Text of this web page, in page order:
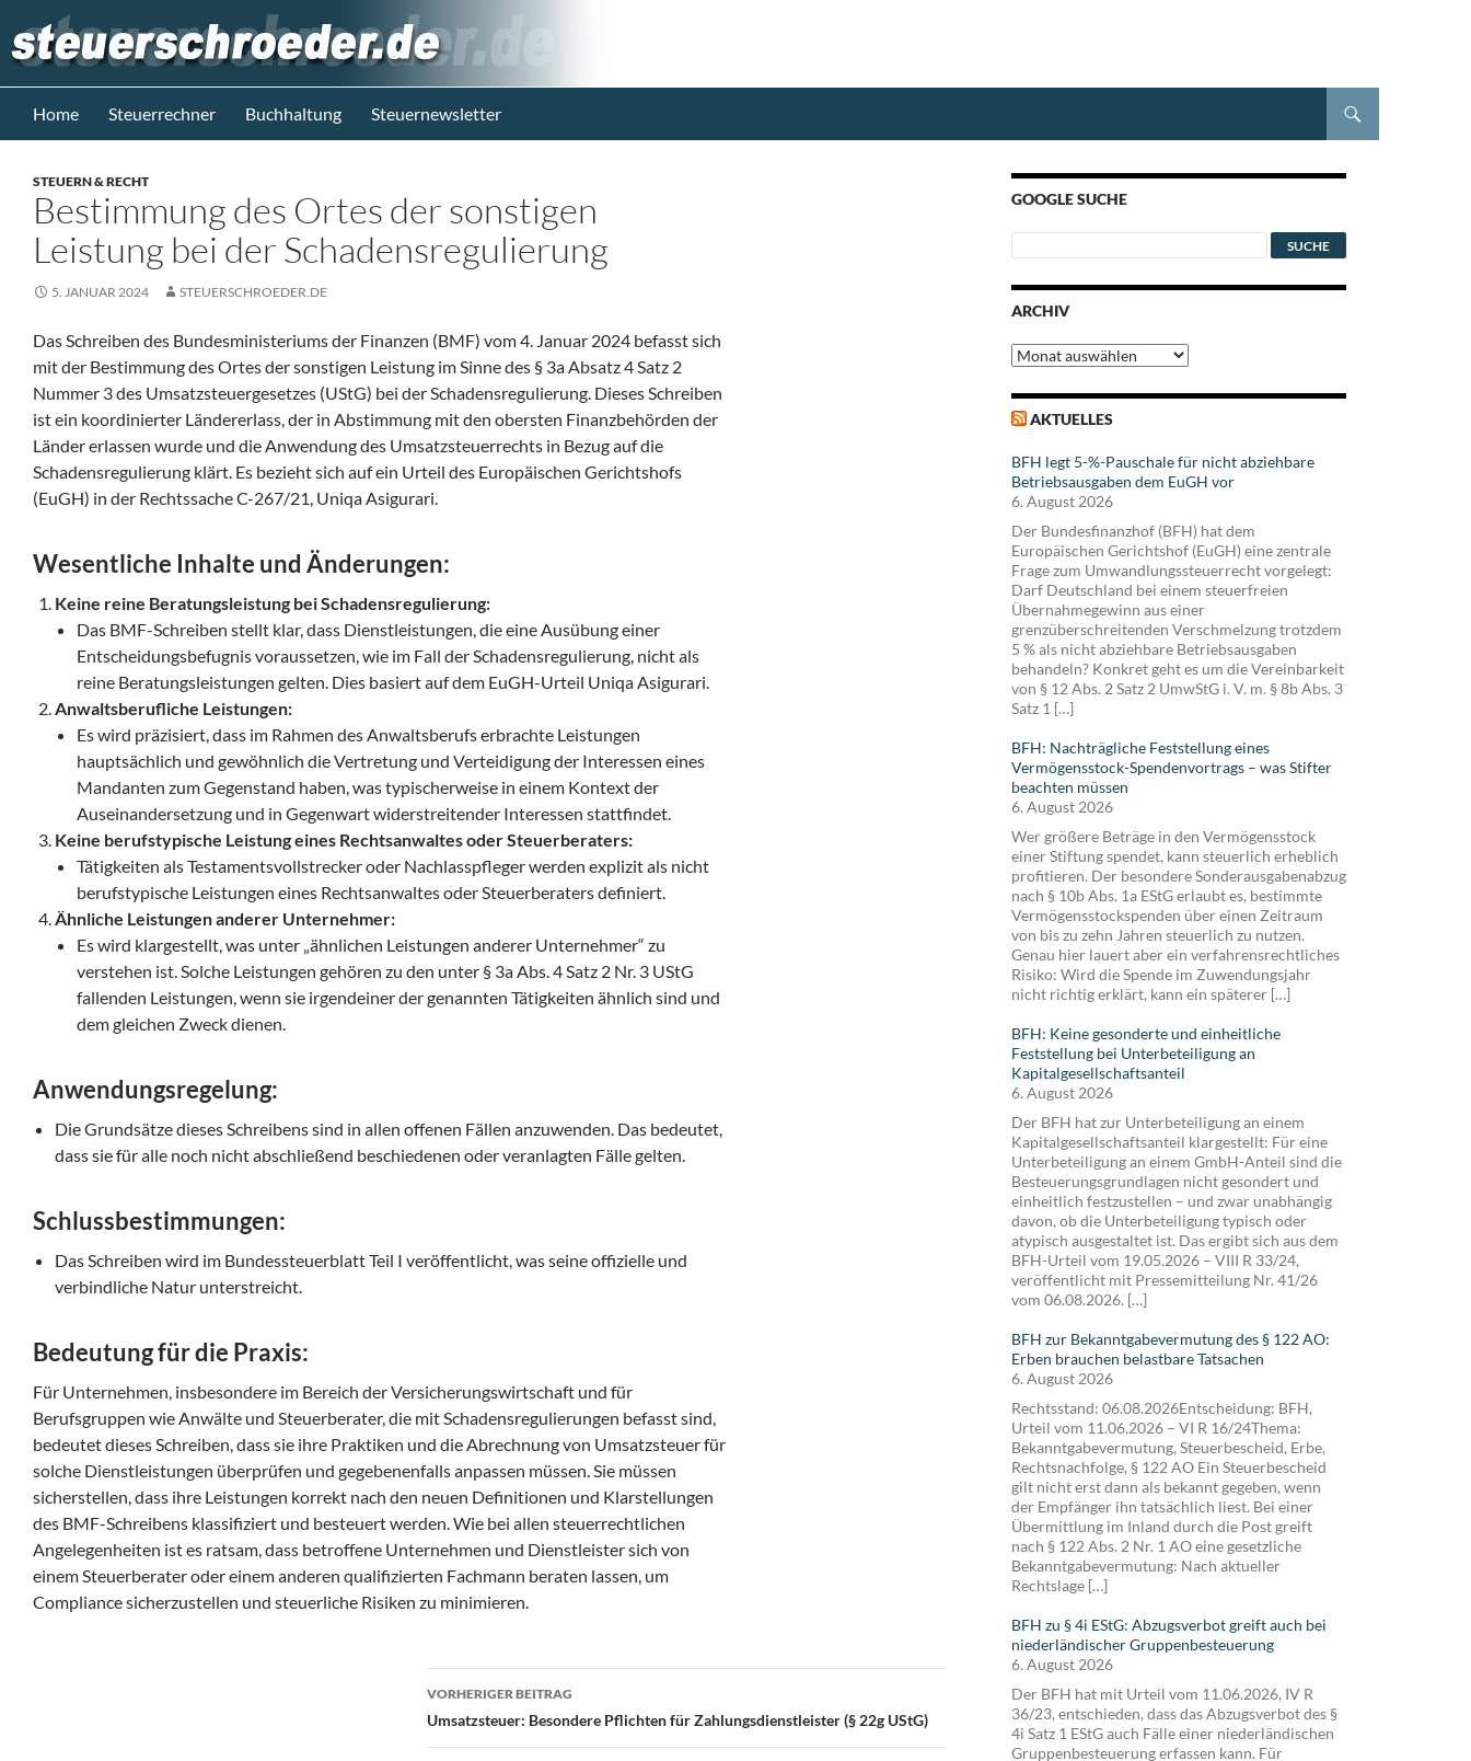
Inhalt
springen
Steuerblog www.steuerschroeder.de
Home Steuerrechner Buchhaltung Steuernewsletter
STEUERN & RECHT
Bestimmung des Ortes der sonstigen
Leistung bei der Schadensregulierung
5. JANUAR 2024 STEUERSCHROEDER.DE
Das Schreiben des Bundesministeriums der Finanzen (BMF) vom 4. Januar 2024 befasst sich
mit der Bestimmung des Ortes der sonstigen Leistung im Sinne des § 3a Absatz 4 Satz 2
Nummer 3 des Umsatzsteuergesetzes (UStG) bei der Schadensregulierung. Dieses Schreiben
ist ein koordinierter Ländererlass, der in Abstimmung mit den obersten Finanzbehörden der
Länder erlassen wurde und die Anwendung des Umsatzsteuerrechts in Bezug auf die
Schadensregulierung klärt. Es bezieht sich auf ein Urteil des Europäischen Gerichtshofs
(EuGH) in der Rechtssache C-267/21, Uniqa Asigurari.
Wesentliche Inhalte und Änderungen:
Keine reine Beratungsleistung bei Schadensregulierung:
Das BMF-Schreiben stellt klar, dass Dienstleistungen, die eine Ausübung einer
Entscheidungsbefugnis voraussetzen, wie im Fall der Schadensregulierung, nicht als
reine Beratungsleistungen gelten. Dies basiert auf dem EuGH-Urteil Uniqa Asigurari.
Anwaltsberufliche Leistungen:
Es wird präzisiert, dass im Rahmen des Anwaltsberufs erbrachte Leistungen
hauptsächlich und gewöhnlich die Vertretung und Verteidigung der Interessen eines
Mandanten zum Gegenstand haben, was typischerweise in einem Kontext der
Auseinandersetzung und in Gegenwart widerstreitender Interessen stattfindet.
Keine berufstypische Leistung eines Rechtsanwaltes oder Steuerberaters:
Tätigkeiten als Testamentsvollstrecker oder Nachlasspfleger werden explizit als nicht
berufstypische Leistungen eines Rechtsanwaltes oder Steuerberaters definiert.
Ähnliche Leistungen anderer Unternehmer:
Es wird klargestellt, was unter „ähnlichen Leistungen anderer Unternehmer“ zu
verstehen ist. Solche Leistungen gehören zu den unter § 3a Abs. 4 Satz 2 Nr. 3 UStG
fallenden Leistungen, wenn sie irgendeiner der genannten Tätigkeiten ähnlich sind und
dem gleichen Zweck dienen.
Anwendungsregelung:
Die Grundsätze dieses Schreibens sind in allen offenen Fällen anzuwenden. Das bedeutet,
dass sie für alle noch nicht abschließend beschiedenen oder veranlagten Fälle gelten.
Schlussbestimmungen:
Das Schreiben wird im Bundessteuerblatt Teil I veröffentlicht, was seine offizielle und
verbindliche Natur unterstreicht.
Bedeutung für die Praxis:
Für Unternehmen, insbesondere im Bereich der Versicherungswirtschaft und für
Berufsgruppen wie Anwälte und Steuerberater, die mit Schadensregulierungen befasst sind,
bedeutet dieses Schreiben, dass sie ihre Praktiken und die Abrechnung von Umsatzsteuer für
solche Dienstleistungen überprüfen und gegebenenfalls anpassen müssen. Sie müssen
sicherstellen, dass ihre Leistungen korrekt nach den neuen Definitionen und Klarstellungen
des BMF-Schreibens klassifiziert und besteuert werden. Wie bei allen steuerrechtlichen
Angelegenheiten ist es ratsam, dass betroffene Unternehmen und Dienstleister sich von
einem Steuerberater oder einem anderen qualifizierten Fachmann beraten lassen, um
Compliance sicherzustellen und steuerliche Risiken zu minimieren.
Beitragsnavigation
VORHERIGER BEITRAG
Umsatzsteuer: Besondere Pflichten für Zahlungsdienstleister (§ 22g UStG)
GOOGLE SUCHE
ARCHIV
Archiv
AKTUELLES
BFH legt 5-%-Pauschale für nicht abziehbare
Betriebsausgaben dem EuGH vor
6. August 2026
Der Bundesfinanzhof (BFH) hat dem
Europäischen Gerichtshof (EuGH) eine zentrale
Frage zum Umwandlungssteuerrecht vorgelegt:
Darf Deutschland bei einem steuerfreien
Übernahmegewinn aus einer
grenzüberschreitenden Verschmelzung trotzdem
5 % als nicht abziehbare Betriebsausgaben
behandeln? Konkret geht es um die Vereinbarkeit
von § 12 Abs. 2 Satz 2 UmwStG i. V. m. § 8b Abs. 3
Satz 1 […]
BFH: Nachträgliche Feststellung eines
Vermögensstock-Spendenvortrags – was Stifter
beachten müssen
6. August 2026
Wer größere Beträge in den Vermögensstock
einer Stiftung spendet, kann steuerlich erheblich
profitieren. Der besondere Sonderausgabenabzug
nach § 10b Abs. 1a EStG erlaubt es, bestimmte
Vermögensstockspenden über einen Zeitraum
von bis zu zehn Jahren steuerlich zu nutzen.
Genau hier lauert aber ein verfahrensrechtliches
Risiko: Wird die Spende im Zuwendungsjahr
nicht richtig erklärt, kann ein späterer […]
BFH: Keine gesonderte und einheitliche
Feststellung bei Unterbeteiligung an
Kapitalgesellschaftsanteil
6. August 2026
Der BFH hat zur Unterbeteiligung an einem
Kapitalgesellschaftsanteil klargestellt: Für eine
Unterbeteiligung an einem GmbH-Anteil sind die
Besteuerungsgrundlagen nicht gesondert und
einheitlich festzustellen – und zwar unabhängig
davon, ob die Unterbeteiligung typisch oder
atypisch ausgestaltet ist. Das ergibt sich aus dem
BFH-Urteil vom 19.05.2026 – VIII R 33/24,
veröffentlicht mit Pressemitteilung Nr. 41/26
vom 06.08.2026. […]
BFH zur Bekanntgabevermutung des § 122 AO:
Erben brauchen belastbare Tatsachen
6. August 2026
Rechtsstand: 06.08.2026Entscheidung: BFH,
Urteil vom 11.06.2026 – VI R 16/24Thema:
Bekanntgabevermutung, Steuerbescheid, Erbe,
Rechtsnachfolge, § 122 AO Ein Steuerbescheid
gilt nicht erst dann als bekannt gegeben, wenn
der Empfänger ihn tatsächlich liest. Bei einer
Übermittlung im Inland durch die Post greift
nach § 122 Abs. 2 Nr. 1 AO eine gesetzliche
Bekanntgabevermutung: Nach aktueller
Rechtslage […]
BFH zu § 4i EStG: Abzugsverbot greift auch bei
niederländischer Gruppenbesteuerung
6. August 2026
Der BFH hat mit Urteil vom 11.06.2026, IV R
36/23, entschieden, dass das Abzugsverbot des §
4i Satz 1 EStG auch Fälle einer niederländischen
Gruppenbesteuerung erfassen kann. Für
Steuerberater
M. Schröder
Berlin